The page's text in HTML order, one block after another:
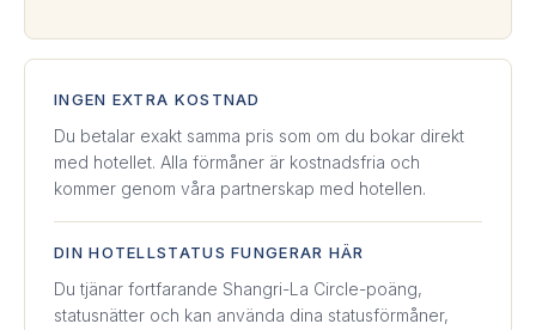
INGEN EXTRA KOSTNAD
Du betalar exakt samma pris som om du bokar direkt
med hotellet. Alla förmåner är kostnadsfria och
kommer genom våra partnerskap med hotellen.
DIN HOTELLSTATUS FUNGERAR HÄR
Du tjänar fortfarande Shangri-La Circle-poäng,
statusnätter och kan använda dina statusförmåner,